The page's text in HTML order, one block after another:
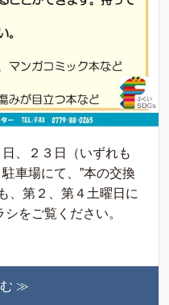
、２３日（いずれも
車場にて、”本の交換
、第２、第４土曜日に
をご覧ください。
む ≫